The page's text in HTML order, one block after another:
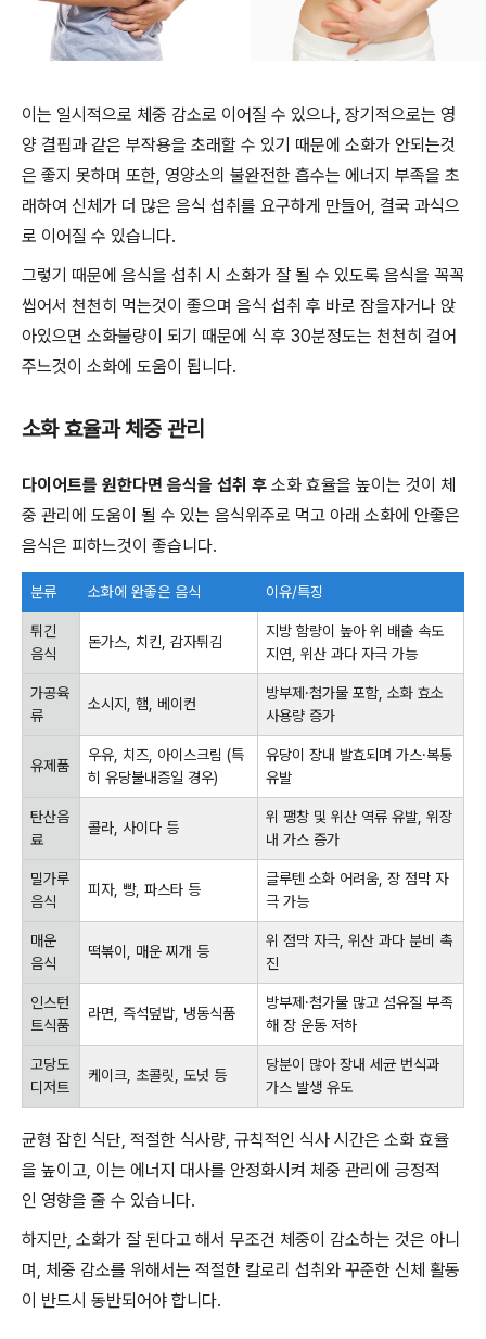
이는 일시적으로 체중 감소로 이어질 수 있으나, 장기적으로는 영
양 결핍과 같은 부작용을 초래할 수 있기 때문에 소화가 안되는것
은 좋지 못하며 또한, 영양소의 불완전한 흡수는 에너지 부족을 초
래하여 신체가 더 많은 음식 섭취를 요구하게 만들어, 결국 과식으
로 이어질 수 있습니다.
그렇기 때문에 음식을 섭취 시 소화가 잘 될 수 있도록 음식을 꼭꼭
씹어서 천천히 먹는것이 좋으며 음식 섭취 후 바로 잠을자거나 앉
아있으면 소화불량이 되기 때문에 식 후 30분정도는 천천히 걸어
주느것이 소화에 도움이 됩니다.
소화 효율과 체중 관리
다이어트를 원한다면 음식을 섭취 후 소화 효율을 높이는 것이 체
중 관리에 도움이 될 수 있는 음식위주로 먹고 아래 소화에 안좋은
음식은 피하느것이 좋습니다.
분류 소화에 완좋은 음식 이유/특징
튀긴
음식
돈가스, 치킨, 감자튀김
지방 함량이 높아 위 배출 속도
지연, 위산 과다 자극 가능
가공육
류
소시지, 햄, 베이컨
방부제·첨가물 포함, 소화 효소
사용량 증가
유제품
우유, 치즈, 아이스크림 (특
히 유당불내증일 경우)
유당이 장내 발효되며 가스·복통
유발
탄산음
료
콜라, 사이다 등
위 팽창 및 위산 역류 유발, 위장
내 가스 증가
밀가루
음식
피자, 빵, 파스타 등
글루텐 소화 어려움, 장 점막 자
극 가능
매운
음식
떡볶이, 매운 찌개 등
위 점막 자극, 위산 과다 분비 촉
진
인스턴
트식품
라면, 즉석덮밥, 냉동식품
방부제·첨가물 많고 섬유질 부족
해 장 운동 저하
고당도
디저트
케이크, 초콜릿, 도넛 등
당분이 많아 장내 세균 번식과
가스 발생 유도
균형 잡힌 식단, 적절한 식사량, 규칙적인 식사 시간은 소화 효율
을 높이고, 이는 에너지 대사를 안정화시켜 체중 관리에 긍정적
인 영향을 줄 수 있습니다.
하지만, 소화가 잘 된다고 해서 무조건 체중이 감소하는 것은 아니
며, 체중 감소를 위해서는 적절한 칼로리 섭취와 꾸준한 신체 활동
이 반드시 동반되어야 합니다.